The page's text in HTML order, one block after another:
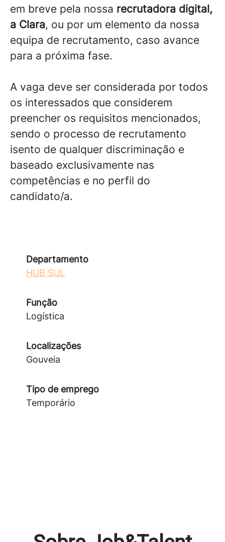
em breve pela nossa recrutadora digital,
a Clara, ou por um elemento da nossa
equipa de recrutamento, caso avance
para a próxima fase.
A vaga deve ser considerada por todos
os interessados que considerem
preencher os requisitos mencionados,
sendo o processo de recrutamento
isento de qualquer discriminação e
baseado exclusivamente nas
competências e no perfil do
candidato/a.
Departamento
HUB SUL
Função
Logística
Localizações
Gouveia
Tipo de emprego
Temporário